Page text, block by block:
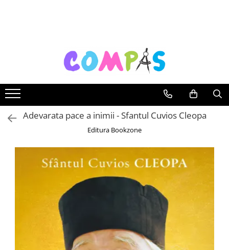
Noutăți Librăria Compas
Souvenir România
Rechizite școlare
Instrumente de scris
Pixuri
Stilouri școlare
Markere și textmarkere
Creioane grafice
Creioane colorate
Creioane cerate
Adevarata pace a inimii - Sfantul Cuvios Cleopa
Editura Bookzone